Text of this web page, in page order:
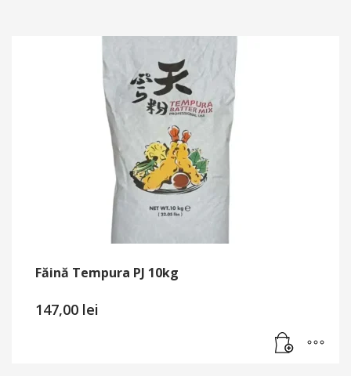
Făină Tempura PJ 10kg
147,00 lei